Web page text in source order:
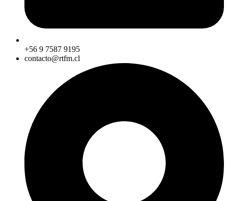
+56 9 7587 9195
contacto@rtfm.cl